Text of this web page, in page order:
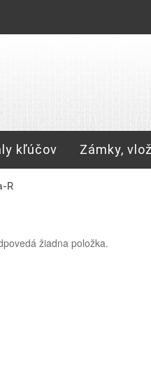
kľúčov Zámky,
R
žiadna položka.